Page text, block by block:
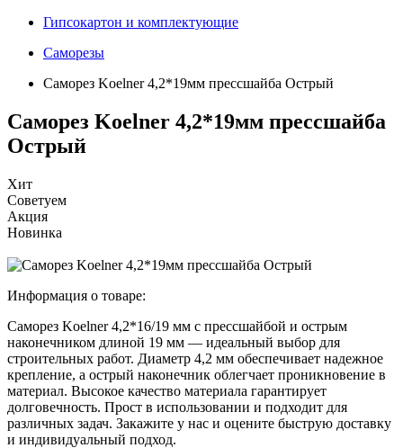
Гипсокартон и комплектующие
Саморезы
Саморез Koelner 4,2*19мм прессшайба Острый
Саморез Koelner 4,2*19мм прессшайба
Острый
Хит
Советуем
Акция
Новинка
Информация о товаре:
Саморез Koelner 4,2*16/19 мм с прессшайбой и острым
наконечником длиной 19 мм — идеальный выбор для
строительных работ. Диаметр 4,2 мм обеспечивает надежное
крепление, а острый наконечник облегчает проникновение в
материал. Высокое качество материала гарантирует
долговечность. Прост в использовании и подходит для
различных задач. Закажите у нас и оцените быструю доставку
и индивидуальный подход.